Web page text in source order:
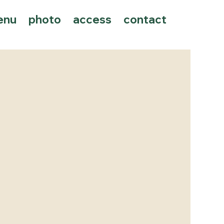
photo access contact